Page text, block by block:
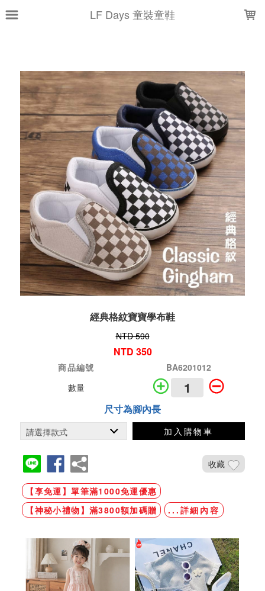
LF Days 童裝童鞋
經典格紋寶寶學布鞋
NTD 590
NTD 350
商品編號
BA6201012
數量
尺寸為腳內長
加入購物車
收藏
【享免運】單筆滿1000免運優惠
【神秘小禮物】滿3800額加碼贈
...詳細內容